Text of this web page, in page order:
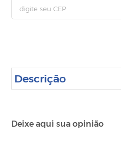
Descrição
Deixe aqui sua opinião